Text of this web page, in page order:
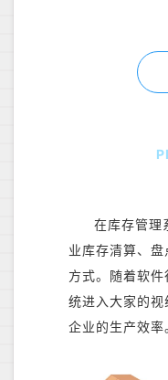
在库存管理
业库存清算、
方式。随着软
统进入大家的视
企业的生产效率